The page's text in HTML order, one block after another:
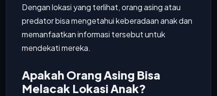
Dengan lokasi yang terlihat, orang asing atau
predator bisa mengetahui keberadaan anak dan
memanfaatkan informasi tersebut untuk
mendekati mereka.
Apakah Orang Asing Bisa
Melacak Lokasi Anak?